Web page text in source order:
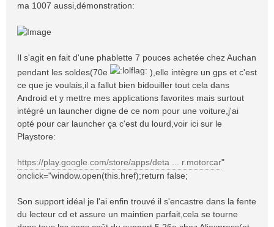
ma 1007 aussi,démonstration:
Il s'agit en fait d'une phablette 7 pouces achetée chez Auchan
pendant les soldes(70e
),elle intègre un gps et c'est
ce que je voulais,il a fallut bien bidouiller tout cela dans
Android et y mettre mes applications favorites mais surtout
intégré un launcher digne de ce nom pour une voiture,j'ai
opté pour car launcher ça c'est du lourd,voir ici sur le
Playstore:
https://play.google.com/store/apps/deta ... r.motorcar"
onclick="window.open(this.href);return false;
Son support idéal je l'ai enfin trouvé il s'encastre dans la fente
du lecteur cd et assure un maintien parfait,cela se tourne